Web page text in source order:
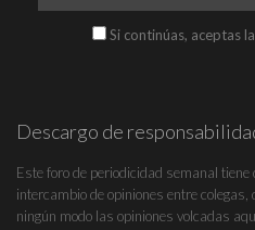
Si continúas, aceptas
Descargo de
Este foro de periodicidad semanal tiene
intercambio de opiniones entre
ningún modo las opiniones volcadas